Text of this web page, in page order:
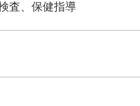
査、保健指導